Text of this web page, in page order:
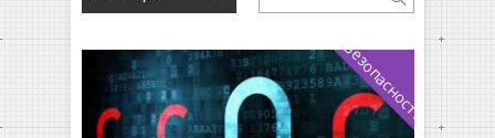
Безопасность